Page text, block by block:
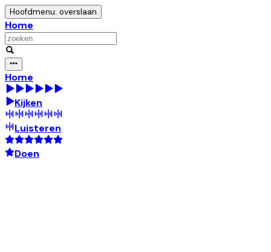
Hoofdmenu: overslaan
Home
Home
Kijken
Luisteren
Doen